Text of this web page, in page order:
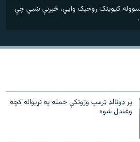
کیوینک روجېک وايي، څېړنې ښيي چې
پر ډونالډ ټرمپ وژونکې حمله په نړیواله کچه
وغندل شوه